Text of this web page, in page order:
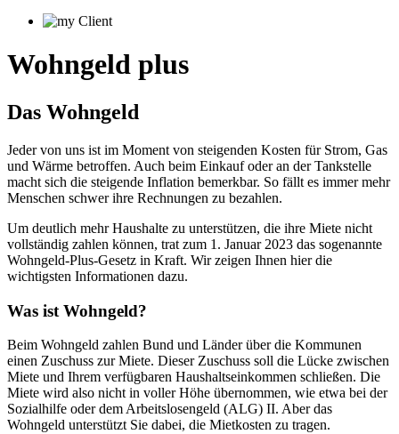
Wohngeld plus
Das Wohngeld
Jeder von uns ist im Moment von steigenden Kosten für Strom, Gas
und Wärme betroffen. Auch beim Einkauf oder an der Tankstelle
macht sich die steigende Inflation bemerkbar. So fällt es immer mehr
Menschen schwer ihre Rechnungen zu bezahlen.
Um deutlich mehr Haushalte zu unterstützen, die ihre Miete nicht
vollständig zahlen können, trat zum 1. Januar 2023 das sogenannte
Wohngeld-Plus-Gesetz in Kraft. Wir zeigen Ihnen hier die
wichtigsten Informationen dazu.
Was ist Wohngeld?
Beim Wohngeld zahlen Bund und Länder über die Kommunen
einen Zuschuss zur Miete. Dieser Zuschuss soll die Lücke zwischen
Miete und Ihrem verfügbaren Haushaltseinkommen schließen. Die
Miete wird also nicht in voller Höhe übernommen, wie etwa bei der
Sozialhilfe oder dem Arbeitslosengeld (ALG) II. Aber das
Wohngeld unterstützt Sie dabei, die Mietkosten zu tragen.